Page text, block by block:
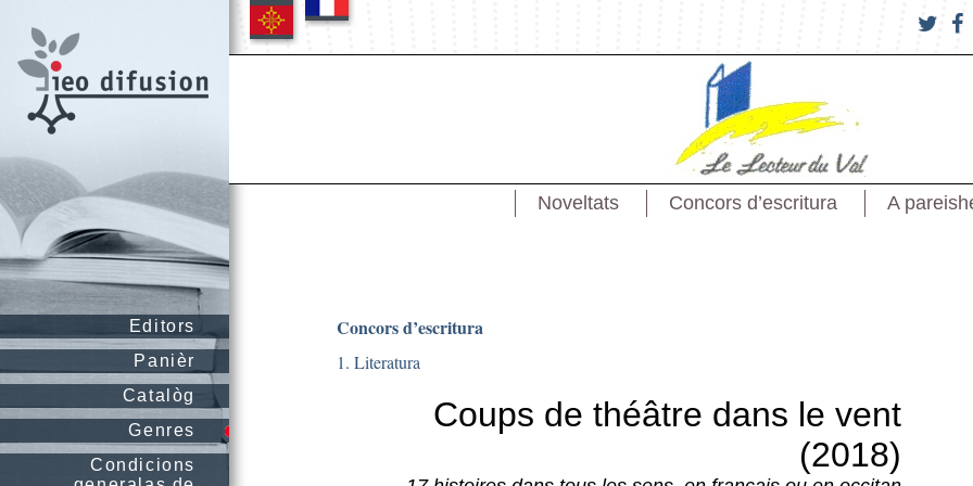
Editors
Panièr
Catalòg
Genres
Condicions
Noveltats Concors d’escritura A
Concors d’escritura
1. Literatura
Coups de théâtre dans le vent
(2018)